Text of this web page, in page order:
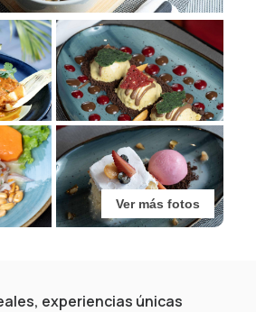
Ver más fotos
experiencias únicas